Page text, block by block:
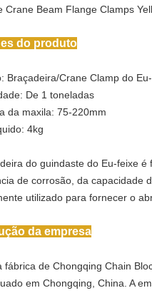
Crane Beam Flange Clamps
do produto
Braçadeira/Crane Clamp do
De 1 toneladas
da maxila: 75-220mm
4kg
do guindaste do Eu-feixe
de corrosão, da capacidade
utilizado para fornecer o
da empresa
fábrica de Chongqing Chain
em Chongqing, China. A